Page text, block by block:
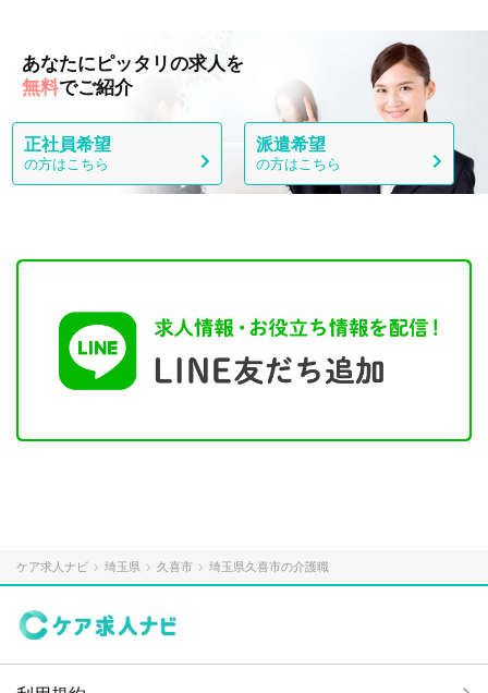
あなたにピッタリの求人を
無料でご紹介
正社員希望
の方はこちら
派遣希望
の方はこちら
ケア求人ナビ 埼玉県 久喜市 埼玉県久喜市の介護職